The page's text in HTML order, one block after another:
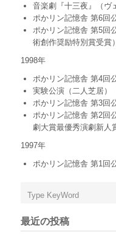
音楽劇『十三夜』（ヴ
ポかリン記憶舎 第6回
ポかリン記憶舎 第5回
術創作奨励特別賞受賞）
1998年
ポかリン記憶舎 第4回
実験公演（二人芝居）
ポかリン記憶舎 第3回
ポかリン記憶舎 第2回
劇大賞最優秀演劇新人
1997年
ポかリン記憶舎 第1回
最近の投稿